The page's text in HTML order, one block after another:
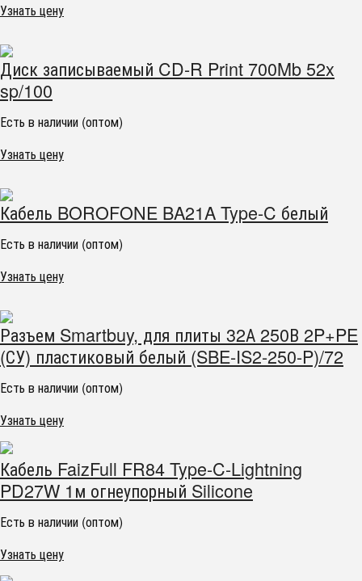
Узнать цену
Диск записываемый CD-R Print 700Mb 52x
sp/100
Есть в наличии (оптом)
Узнать цену
Кабель BOROFONE BA21A Type-C белый
Есть в наличии (оптом)
Узнать цену
Разъем Smartbuy, для плиты 32А 250В 2P+PE
(СУ) пластиковый белый (SBE-IS2-250-P)/72
Есть в наличии (оптом)
Узнать цену
Кабель FaizFull FR84 Type-C-Lightning
PD27W 1м огнеупорный Silicone
Есть в наличии (оптом)
Узнать цену